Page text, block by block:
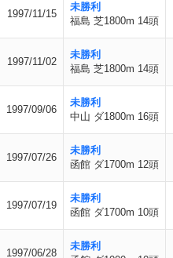
1997/11/15
未勝利
福島 芝1800m 14頭
1997/11/02
未勝利
福島 芝1800m 14頭
1997/09/06
未勝利
中山 ダ1800m 16頭
1997/07/26
未勝利
函館 ダ1700m 12頭
1997/07/19
未勝利
函館 ダ1700m 10頭
1997/06/28
未勝利